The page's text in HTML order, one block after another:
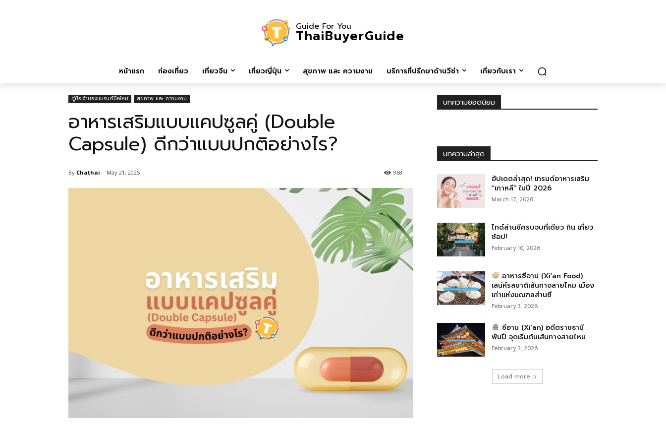
Guide For You
ThaiBuyerGuide
หน้าแรก ท่องเที่ยว เที่ยวจีน เที่ยวญี่ปุ่น สุขภาพ และ ความงาม บริการที่ปรึกษาด้านวีซ่า เกี่ยวกับเรา
คู่มือเจ้าของแบรนด์มือใหม่ สุขภาพ และ ความงาม
อาหารเสริมแบบแคปซูลคู่ (Double
Capsule) ดีกว่าแบบปกติอย่างไร?
By Chathai May 21, 2025 968
บทความยอดนิยม
บทความล่าสุด
อัปเดตล่าสุด! เทรนด์อาหารเสริม
“เกาหลี” ในปี 2026
March 17, 2026
ไกด์ส่านซีครบจบที่เดียว กิน เที่ยว
ช้อป!
February 10, 2026
อาหารซีอาน (Xi’an Food)
เสน่ห์รสชาติเส้นทางสายไหม เมือง
เก่าแห่งมณฑลส่านซี
February 3, 2026
ซีอาน (Xi’an) อดีตราชธานี
พันปี จุดเริ่มต้นเส้นทางสายไหม
February 3, 2026
Load more